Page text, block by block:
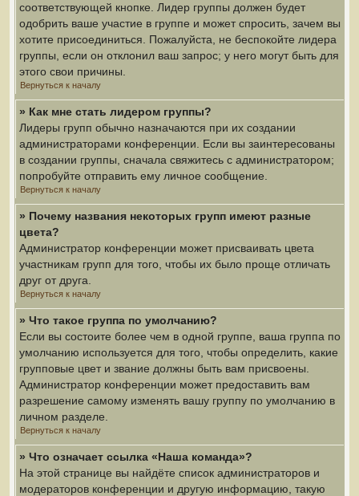
соответствующей кнопке. Лидер группы должен будет
одобрить ваше участие в группе и может спросить, зачем вы
хотите присоединиться. Пожалуйста, не беспокойте лидера
группы, если он отклонил ваш запрос; у него могут быть для
этого свои причины.
Вернуться к началу
» Как мне стать лидером группы?
Лидеры групп обычно назначаются при их создании
администраторами конференции. Если вы заинтересованы
в создании группы, сначала свяжитесь с администратором;
попробуйте отправить ему личное сообщение.
Вернуться к началу
» Почему названия некоторых групп имеют разные
цвета?
Администратор конференции может присваивать цвета
участникам групп для того, чтобы их было проще отличать
друг от друга.
Вернуться к началу
» Что такое группа по умолчанию?
Если вы состоите более чем в одной группе, ваша группа по
умолчанию используется для того, чтобы определить, какие
групповые цвет и звание должны быть вам присвоены.
Администратор конференции может предоставить вам
разрешение самому изменять вашу группу по умолчанию в
личном разделе.
Вернуться к началу
» Что означает ссылка «Наша команда»?
На этой странице вы найдёте список администраторов и
модераторов конференции и другую информацию, такую